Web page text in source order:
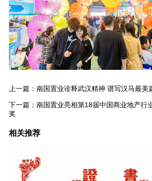
上一篇： 南国置业诠释武汉精神 谱写汉马最美
下一篇： 南国置业亮相第18届中国商业地产行
奖
相关推荐